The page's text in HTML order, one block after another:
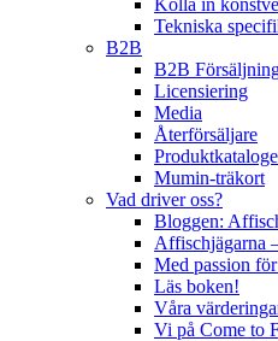
Kolla in
Tekniska
B2B
B2B
Licensiering
Media
Återförsäljare
Mumin-träkort
Vad driver oss?
Bloggen:
Affischjägarna
Med passion
Läs boken!
Våra
Vi på Come to